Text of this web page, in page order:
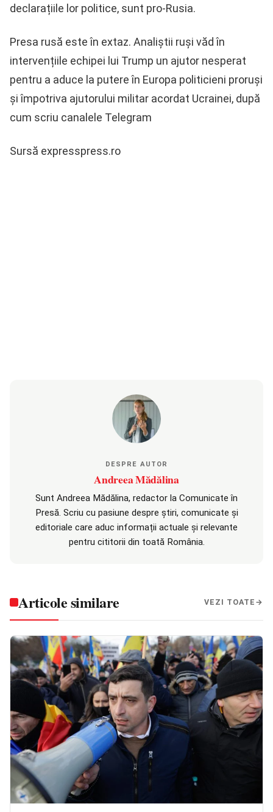
declarațiile lor politice, sunt pro-Rusia.
Presa rusă este în extaz. Analiștii ruși văd în
intervențiile echipei lui Trump un ajutor nesperat
pentru a aduce la putere în Europa politicieni proruși
și împotriva ajutorului militar acordat Ucrainei, după
cum scriu canalele Telegram
Sursă expresspress.ro
DESPRE AUTOR
Andreea Mădălina
Sunt Andreea Mădălina, redactor la Comunicate în
Presă. Scriu cu pasiune despre știri, comunicate și
editoriale care aduc informații actuale și relevante
pentru cititorii din toată România.
Articole similare VEZI TOATE